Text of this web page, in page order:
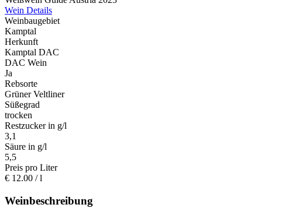
Wein Details
Weinbaugebiet
Kamptal
Herkunft
Kamptal DAC
DAC Wein
Ja
Rebsorte
Grüner Veltliner
Süßegrad
trocken
Restzucker in g/l
3,1
Säure in g/l
5,5
Preis pro Liter
€ 12.00 / l
Weinbeschreibung